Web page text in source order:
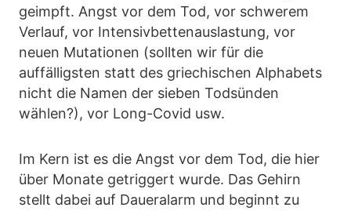
geimpft. Angst vor dem Tod, vor schwerem
Verlauf, vor Intensivbettenauslastung, vor
neuen Mutationen (sollten wir für die
auffälligsten statt des griechischen Alphabets
nicht die Namen der sieben Todsünden
wählen?), vor Long-Covid usw.
Im Kern ist es die Angst vor dem Tod, die hier
über Monate getriggert wurde. Das Gehirn
stellt dabei auf Daueralarm und beginnt zu